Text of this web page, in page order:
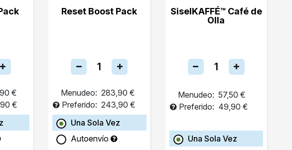
€
€
Reset Boost Pack
Menudeo: 283,90 €
Preferido: 243,90 €
Una Sola Vez
Autoenvío
SiselKAFFÉ™ Café de
Olla
Menudeo: 57,50 €
Preferido: 49,90 €
Una Sola Vez